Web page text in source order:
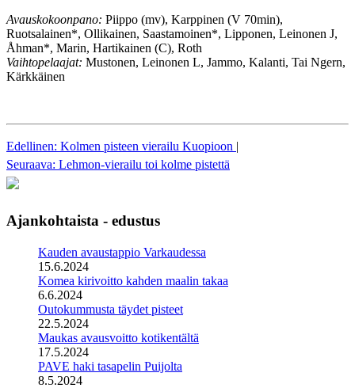
Avauskokoonpano: Piippo (mv), Karppinen (V 70min),
Ruotsalainen*, Ollikainen, Saastamoinen*, Lipponen, Leinonen J,
Åhman*, Marin, Hartikainen (C), Roth
Vaihtopelaajat: Mustonen, Leinonen L, Jammo, Kalanti, Tai Ngern,
Kärkkäinen
Edellinen: Kolmen pisteen vierailu Kuopioon |
Seuraava: Lehmon-vierailu toi kolme pistettä
Ajankohtaista - edustus
Kauden avaustappio Varkaudessa
15.6.2024
Komea kirivoitto kahden maalin takaa
6.6.2024
Outokummusta täydet pisteet
22.5.2024
Maukas avausvoitto kotikentältä
17.5.2024
PAVE haki tasapelin Puijolta
8.5.2024